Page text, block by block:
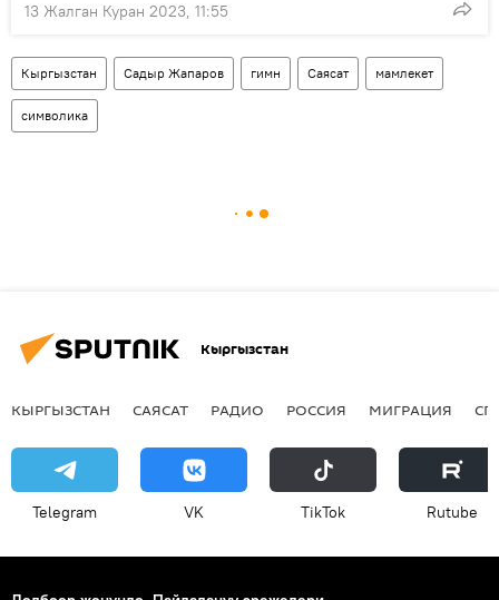
13 Жалган Куран 2023, 11:55
Кыргызстан Садыр Жапаров гимн Саясат мамлекет
символика
Кыргызстан
КЫРГЫЗСТАН САЯСАТ РАДИО РОССИЯ МИГРАЦИЯ
Telegram VK ТikТоk Rutube